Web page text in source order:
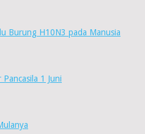
Burung H10N3 pada Manusia
1 Juni